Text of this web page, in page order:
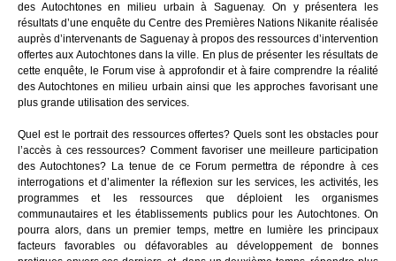
des Autochtones en milieu urbain à Saguenay. On y présentera les
résultats d’une enquête du Centre des Premières Nations Nikanite réalisée
auprès d’intervenants de Saguenay à propos des ressources d’intervention
offertes aux Autochtones dans la ville. En plus de présenter les résultats de
cette enquête, le Forum vise à approfondir et à faire comprendre la réalité
des Autochtones en milieu urbain ainsi que les approches favorisant une
plus grande utilisation des services.
Quel est le portrait des ressources offertes? Quels sont les obstacles pour
l’accès à ces ressources? Comment favoriser une meilleure participation
des Autochtones? La tenue de ce Forum permettra de répondre à ces
interrogations et d’alimenter la réflexion sur les services, les activités, les
programmes et les ressources que déploient les organismes
communautaires et les établissements publics pour les Autochtones. On
pourra alors, dans un premier temps, mettre en lumière les principaux
facteurs favorables ou défavorables au développement de bonnes